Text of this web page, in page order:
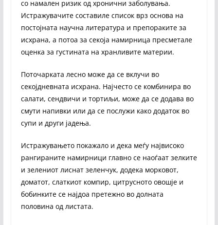
со намален ризик од хронични заболувања.
Истражувачите составиле список врз основа на
постојната научна литература и препораките за
исхрана, а потоа за секоја намирница пресметале
оценка за густината на хранливите материи.
Поточарката лесно може да се вклучи во
секојдневната исхрана. Најчесто се комбинира во
салати, сендвичи и тортиљи, може да се додава во
смути напивки или да се послужи како додаток во
супи и други јадења.
Истражувањето покажало и дека меѓу највисоко
рангираните намирници главно се наоѓаат зелките
и зелениот лиснат зеленчук, додека морковот,
доматот, слаткиот компир, цитрусното овошје и
бобинките се најдоа претежно во долната
половина од листата.